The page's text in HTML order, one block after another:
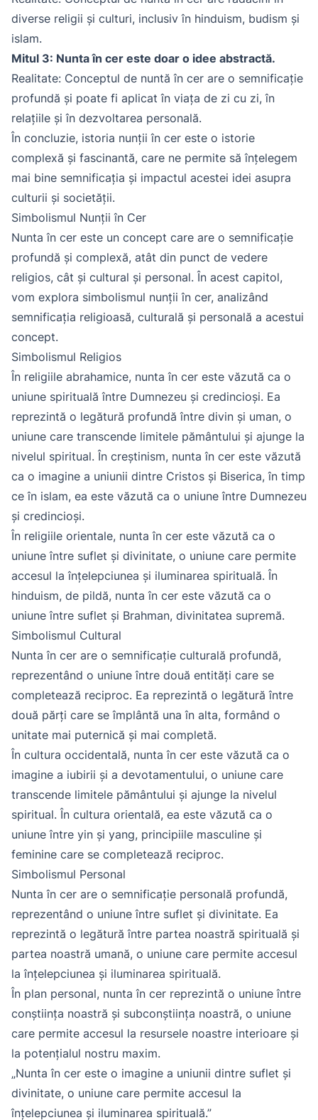
diverse religii și culturi, inclusiv în hinduism, budism și
islam.
Mitul 3: Nunta în cer este doar o idee abstractă.
Realitate: Conceptul de nuntă în cer are o semnificație
profundă și poate fi aplicat în viața de zi cu zi, în
relațiile și în dezvoltarea personală.
În concluzie, istoria nunții în cer este o istorie
complexă și fascinantă, care ne permite să înțelegem
mai bine semnificația și impactul acestei idei asupra
culturii și societății.
Simbolismul Nunții în Cer
Nunta în cer este un concept care are o semnificație
profundă și complexă, atât din punct de vedere
religios, cât și cultural și personal. În acest capitol,
vom explora simbolismul nunții în cer, analizând
semnificația religioasă, culturală și personală a acestui
concept.
Simbolismul Religios
În religiile abrahamice, nunta în cer este văzută ca o
uniune spirituală între Dumnezeu și credincioși. Ea
reprezintă o legătură profundă între divin și uman, o
uniune care transcende limitele pământului și ajunge la
nivelul spiritual. În creștinism, nunta în cer este văzută
ca o imagine a uniunii dintre Cristos și Biserica, în timp
ce în islam, ea este văzută ca o uniune între Dumnezeu
și credincioși.
În religiile orientale, nunta în cer este văzută ca o
uniune între suflet și divinitate, o uniune care permite
accesul la înțelepciunea și iluminarea spirituală. În
hinduism, de pildă, nunta în cer este văzută ca o
uniune între suflet și Brahman, divinitatea supremă.
Simbolismul Cultural
Nunta în cer are o semnificație culturală profundă,
reprezentând o uniune între două entități care se
completează reciproc. Ea reprezintă o legătură între
două părți care se împlântă una în alta, formând o
unitate mai puternică și mai completă.
În cultura occidentală, nunta în cer este văzută ca o
imagine a iubirii și a devotamentului, o uniune care
transcende limitele pământului și ajunge la nivelul
spiritual. În cultura orientală, ea este văzută ca o
uniune între yin și yang, principiile masculine și
feminine care se completează reciproc.
Simbolismul Personal
Nunta în cer are o semnificație personală profundă,
reprezentând o uniune între suflet și divinitate. Ea
reprezintă o legătură între partea noastră spirituală și
partea noastră umană, o uniune care permite accesul
la înțelepciunea și iluminarea spirituală.
În plan personal, nunta în cer reprezintă o uniune între
conștiința noastră și subconștiința noastră, o uniune
care permite accesul la resursele noastre interioare și
la potențialul nostru maxim.
„Nunta în cer este o imagine a uniunii dintre suflet și
divinitate, o uniune care permite accesul la
înțelepciunea și iluminarea spirituală.”